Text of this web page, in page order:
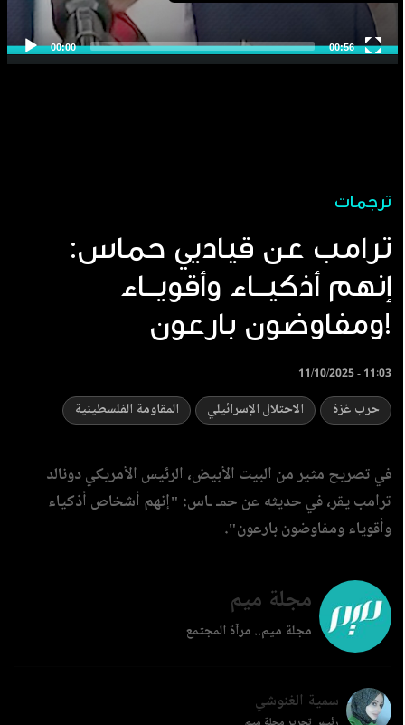
ترجمات
ترامب عن قياديي حماس:
إنهم أذكيــاء وأقويــاء
ومفاوضون بارعون!
11/10/2025 - 11:03
حرب غزة الاحتلال الإسرائيلي المقاومة الفلسطينية
في تصريح مثير من البيت الأبيض، الرئيس الأمريكي دونالد
ترامب يقر، في حديثه عن حمـ ـاس: "إنهم أشخاص أذكياء
وأقوياء ومفاوضون بارعون".
مجلة ميم
مجلة ميم.. مرآة المجتمع
سمية الغنوشي